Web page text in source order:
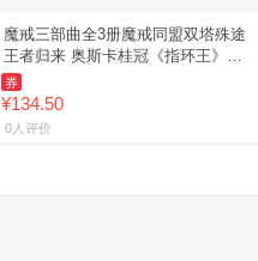
魔戒三部曲全3册魔戒同盟双塔殊途
王者归来 奥斯卡桂冠《指环王》三
部曲电影原著小说 托尔金基金会指
定纯正译本 世纪文景魔戒
券
¥134.50
0人评价